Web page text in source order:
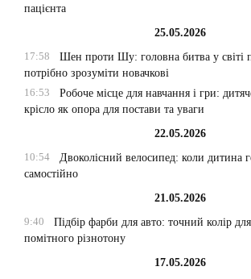
пацієнта
25.05.2026
17:58
Шен проти Шу: головна битва у світі
потрібно зрозуміти новачкові
16:53
Робоче місце для навчання і гри:
крісло як опора для постави та уваги
22.05.2026
10:54
Двоколісний велосипед: коли дитина
самостійно
21.05.2026
9:40
Підбір фарби для авто: точний колір
помітного різнотону
17.05.2026